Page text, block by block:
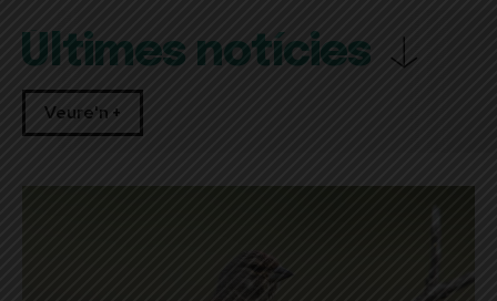
Últimes notícies
Veure'n +